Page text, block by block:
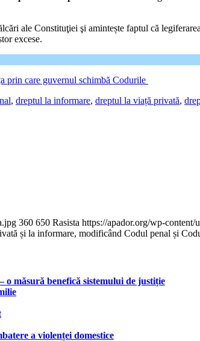
ale Constituţiei şi amintește faptul că
excese.
prin care guvernul schimbă Codurile
, dreptul la informare, dreptul la viață privată,
360 650 Rasista https://apador.org/wp-
și la informare, modificând Codul penal și
măsură benefică sistemului de justiție
a violenței domestice